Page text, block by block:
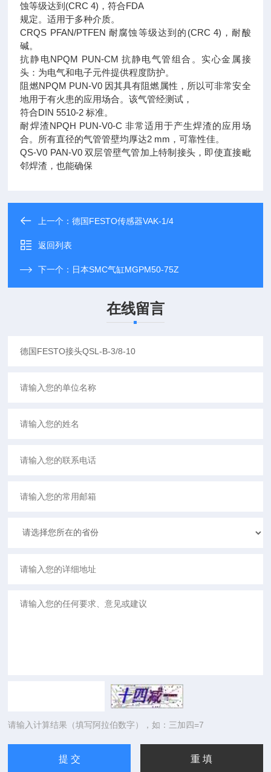
蚀等级达到(CRC 4)，符合FDA
规定。适用于多种介质。
CRQS PFAN/PTFEN 耐腐蚀等级达到的(CRC 4)，耐酸
碱。
抗静电NPQM PUN-CM 抗静电气管组合。实心金属接
头：为电气和电子元件提供程度防护。
阻燃NPQM PUN-V0 因其具有阻燃属性，所以可非常安全
地用于有火患的应用场合。该气管经测试，
符合DIN 5510-2 标准。
耐焊渣NPQH PUN-V0-C 非常适用于产生焊渣的应用场
合。所有直径的气管管壁均厚达2 mm，可靠性佳。
QS-V0 PAN-V0 双层管壁气管加上特制接头，即使直接毗
邻焊渣，也能确保
上一个：德国FESTO传感器VAK-1/4
返回列表
下一个： 日本SMC气缸MGPM50-75Z
在线留言
请输入计算结果（填写阿拉伯数字），如：三加四=7